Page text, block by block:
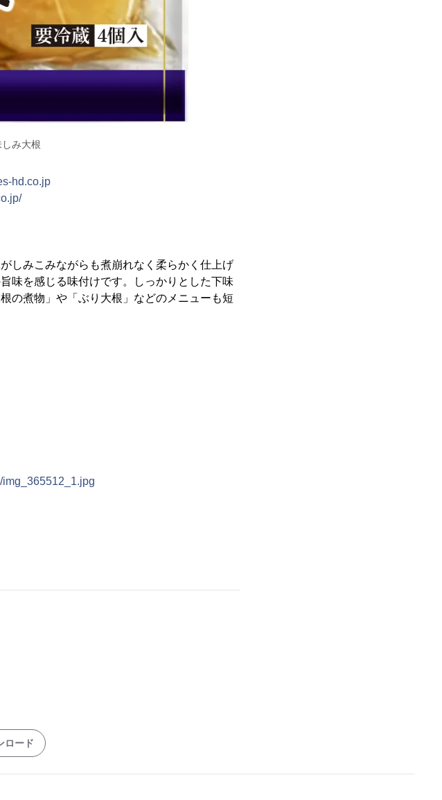
み大根
hd.co.jp
しみこみながらも煮崩れなく柔らかく仕上げ
味を感じる味付けです。しっかりとした下味
の煮物」や「ぶり大根」などのメニューも短
img_365512_1.jpg
ロード